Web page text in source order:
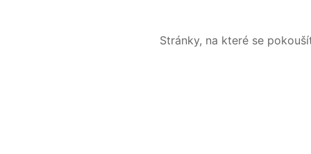
Stránky, na které se